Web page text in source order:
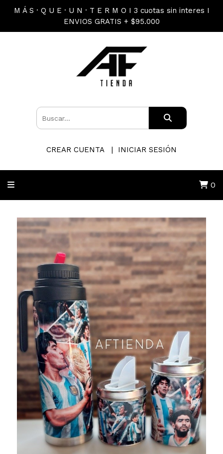
M Á S · Q U E · U N · T E R M O I 3 cuotas sin interes I
ENVIOS GRATIS + $95.000
CREAR CUENTA INICIAR SESIÓN
0